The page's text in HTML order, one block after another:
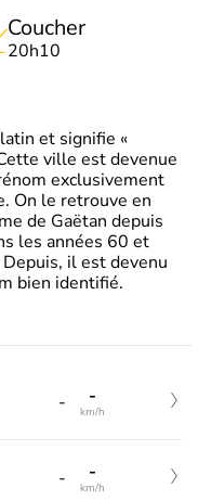
Coucher
20h10
et signifie «
ville est devenue
exclusivement
On le retrouve en
de Gaëtan depuis
les années 60 et
il est devenu
bien identifié.
- -
km/h
- -
km/h